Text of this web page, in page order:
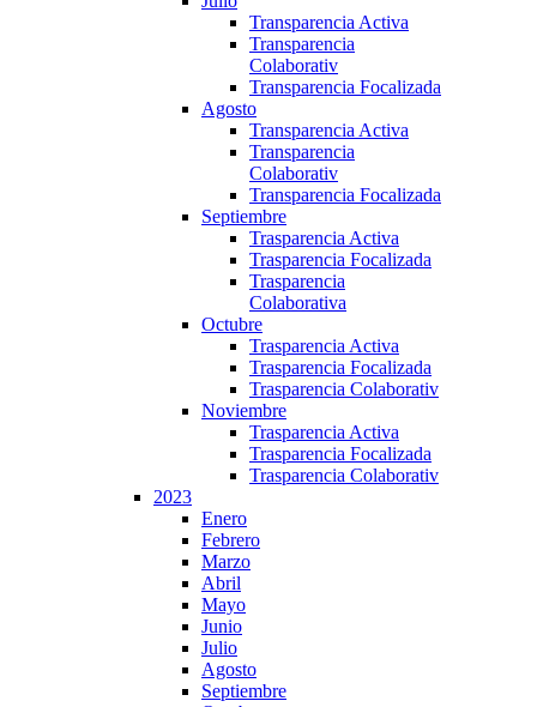
Transparencia Activa
Transparencia
Colaborativ
Transparencia Focalizada
Agosto
Transparencia Activa
Transparencia
Colaborativ
Transparencia Focalizada
Septiembre
Trasparencia Activa
Trasparencia Focalizada
Trasparencia
Colaborativa
Octubre
Trasparencia Activa
Trasparencia Focalizada
Trasparencia Colaborativ
Noviembre
Trasparencia Activa
Trasparencia Focalizada
Trasparencia Colaborativ
2023
Enero
Febrero
Marzo
Abril
Mayo
Junio
Julio
Agosto
Septiembre